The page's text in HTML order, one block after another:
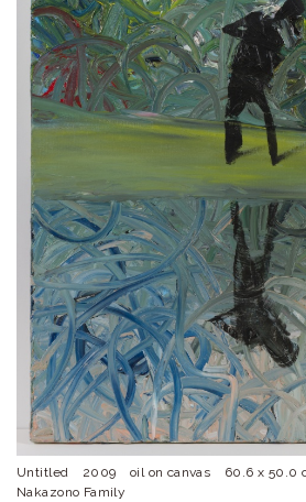
ラ
リ
ー
Untitled 2009 oil on canvas 60.6 x 50.0
Nakazono Family